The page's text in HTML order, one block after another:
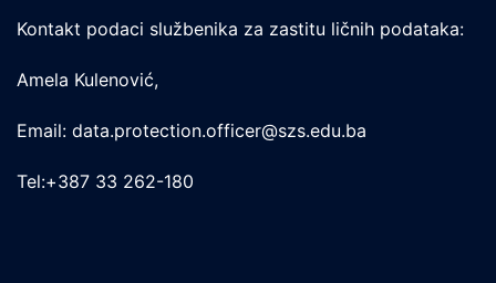
Kontakt podaci službenika za zastitu ličnih podataka:
Amela Kulenović,
Email: data.protection.officer@szs.edu.ba
Tel:+387 33 262-180